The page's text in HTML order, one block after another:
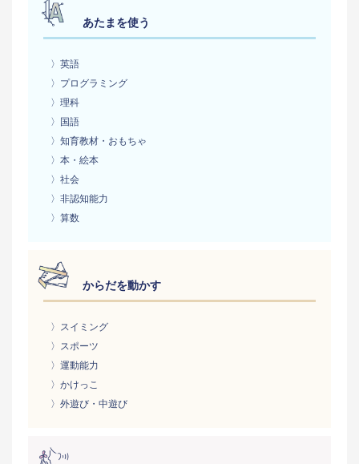
あたまを使う
〉英語
〉プログラミング
〉理科
〉国語
〉知育教材・おもちゃ
〉本・絵本
〉社会
〉非認知能力
〉算数
からだを動かす
〉スイミング
〉スポーツ
〉運動能力
〉かけっこ
〉外遊び・中遊び